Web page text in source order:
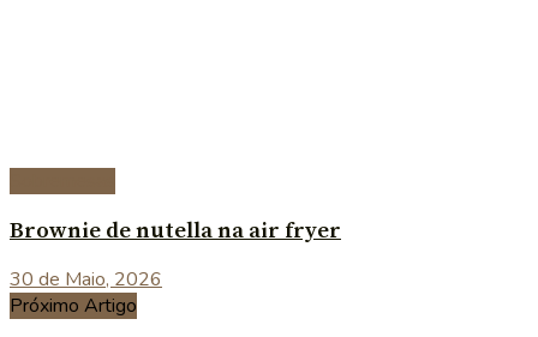
Brownie de nutella na air fryer
30 de Maio, 2026
Próximo Artigo